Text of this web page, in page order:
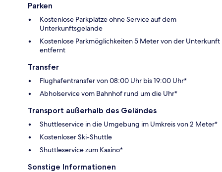
Parken
Kostenlose Parkplätze ohne Service auf dem
Unterkunftsgelände
Kostenlose Parkmöglichkeiten 5 Meter von der Unterkunft
entfernt
Transfer
Flughafentransfer von 08:00 Uhr bis 19:00 Uhr*
Abholservice vom Bahnhof rund um die Uhr*
Transport außerhalb des Geländes
Shuttleservice in die Umgebung im Umkreis von 2 Meter*
Kostenloser Ski-Shuttle
Shuttleservice zum Kasino*
Sonstige Informationen